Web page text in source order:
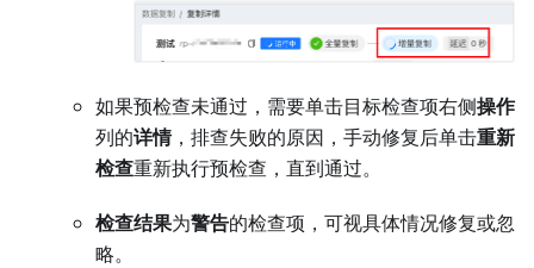
如果预检查未通过，需要单击目标检查项右侧操作
列的详情，排查失败的原因，手动修复后单击重新
检查重新执行预检查，直到通过。
检查结果为警告的检查项，可视具体情况修复或忽
略。